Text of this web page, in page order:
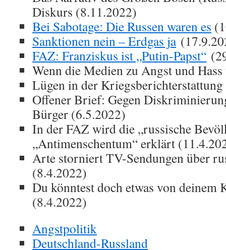
Diskurs (8.11.2022)
Bei Sabotage: Die Russen waren es
Sanktionen nein – Erdgas ja
FAZ: Franziskus ist „Putin-Papst“
Wenn die Medien zu Angst und
Lügen in der
Offener Brief: Gegen
Bürger (6.5.2022)
In der FAZ wird die „russische
„Antimenschentum“ erklärt
Arte storniert TV-Sendungen über
(8.4.2022)
Du könntest doch etwas von deinem
(8.4.2022)
Angstpolitik
Deutschland-Russland